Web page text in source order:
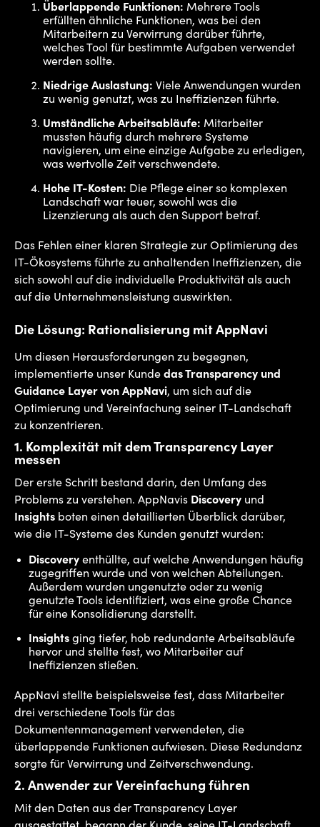
Überlappende Funktionen: Mehrere Tools
erfüllten ähnliche Funktionen, was bei den
Mitarbeitern zu Verwirrung darüber führte,
welches Tool für bestimmte Aufgaben verwendet
werden sollte.
Niedrige Auslastung: Viele Anwendungen wurden
zu wenig genutzt, was zu Ineffizienzen führte.
Umständliche Arbeitsabläufe: Mitarbeiter
mussten häufig durch mehrere Systeme
navigieren, um eine einzige Aufgabe zu erledigen,
was wertvolle Zeit verschwendete.
Hohe IT-Kosten: Die Pflege einer so komplexen
Landschaft war teuer, sowohl was die
Lizenzierung als auch den Support betraf.
Das Fehlen einer klaren Strategie zur Optimierung des
IT-Ökosystems führte zu anhaltenden Ineffizienzen, die
sich sowohl auf die individuelle Produktivität als auch
auf die Unternehmensleistung auswirkten.
Die Lösung: Rationalisierung mit AppNavi
Um diesen Herausforderungen zu begegnen,
implementierte unser Kunde das Transparency und
Guidance Layer von AppNavi, um sich auf die
Optimierung und Vereinfachung seiner IT-Landschaft
zu konzentrieren.
1. Komplexität mit dem Transparency Layer
messen
Der erste Schritt bestand darin, den Umfang des
Problems zu verstehen. AppNavis Discovery und
Insights boten einen detaillierten Überblick darüber,
wie die IT-Systeme des Kunden genutzt wurden:
Discovery enthüllte, auf welche Anwendungen häufig
zugegriffen wurde und von welchen Abteilungen.
Außerdem wurden ungenutzte oder zu wenig
genutzte Tools identifiziert, was eine große Chance
für eine Konsolidierung darstellt.
Insights ging tiefer, hob redundante Arbeitsabläufe
hervor und stellte fest, wo Mitarbeiter auf
Ineffizienzen stießen.
AppNavi stellte beispielsweise fest, dass Mitarbeiter
drei verschiedene Tools für das
Dokumentenmanagement verwendeten, die
überlappende Funktionen aufwiesen. Diese Redundanz
sorgte für Verwirrung und Zeitverschwendung.
2. Anwender zur Vereinfachung führen
Mit den Daten aus der Transparency Layer